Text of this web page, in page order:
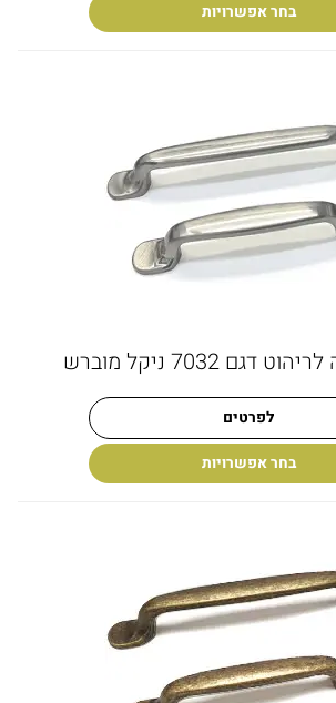
בחר אפשרויות
דגם 7032 ניקל מוברש
לפרטים
בחר אפשרויות